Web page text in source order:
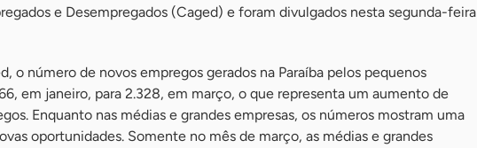
e Desempregados (Caged) e foram divulgados nesta segunda-feira
o número de novos empregos gerados na Paraíba pelos pequenos
em janeiro, para 2.328, em março, o que representa um aumento de
Enquanto nas médias e grandes empresas, os números mostram uma
oportunidades. Somente no mês de março, as médias e grandes